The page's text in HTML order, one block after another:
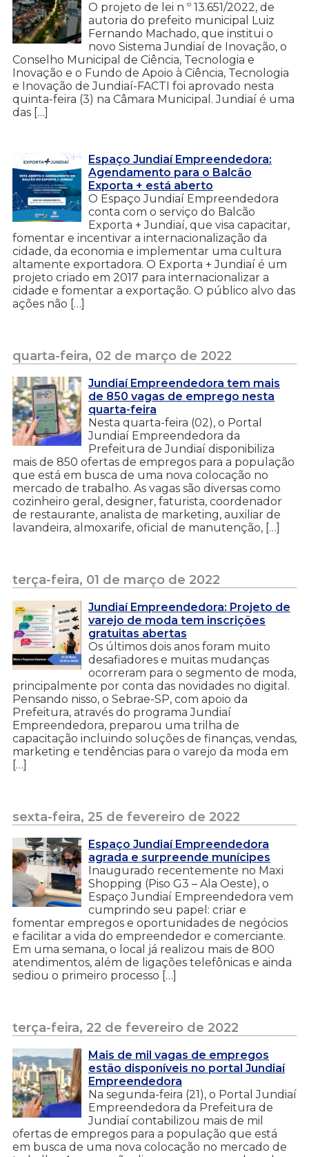
O projeto de lei n º 13.651/2022, de
autoria do prefeito municipal Luiz
Fernando Machado, que institui o
novo Sistema Jundiaí de Inovação, o
Conselho Municipal de Ciência, Tecnologia e
Inovação e o Fundo de Apoio à Ciência, Tecnologia
e Inovação de Jundiaí-FACTI foi aprovado nesta
quinta-feira (3) na Câmara Municipal. Jundiaí é uma
das […]
Espaço Jundiaí Empreendedora:
Agendamento para o Balcão
Exporta + está aberto
O Espaço Jundiaí Empreendedora
conta com o serviço do Balcão
Exporta + Jundiaí, que visa capacitar,
fomentar e incentivar a internacionalização da
cidade, da economia e implementar uma cultura
altamente exportadora. O Exporta + Jundiaí é um
projeto criado em 2017 para internacionalizar a
cidade e fomentar a exportação. O público alvo das
ações não […]
quarta-feira, 02 de março de 2022
Jundiaí Empreendedora tem mais
de 850 vagas de emprego nesta
quarta-feira
Nesta quarta-feira (02), o Portal
Jundiaí Empreendedora da
Prefeitura de Jundiaí disponibiliza
mais de 850 ofertas de empregos para a população
que está em busca de uma nova colocação no
mercado de trabalho. As vagas são diversas como
cozinheiro geral, designer, faturista, coordenador
de restaurante, analista de marketing, auxiliar de
lavandeira, almoxarife, oficial de manutenção, […]
terça-feira, 01 de março de 2022
Jundiaí Empreendedora: Projeto de
varejo de moda tem inscrições
gratuitas abertas
Os últimos dois anos foram muito
desafiadores e muitas mudanças
ocorreram para o segmento de moda,
principalmente por conta das novidades no digital.
Pensando nisso, o Sebrae-SP, com apoio da
Prefeitura, através do programa Jundiaí
Empreendedora, preparou uma trilha de
capacitação incluindo soluções de finanças, vendas,
marketing e tendências para o varejo da moda em
[…]
sexta-feira, 25 de fevereiro de 2022
Espaço Jundiaí Empreendedora
agrada e surpreende munícipes
Inaugurado recentemente no Maxi
Shopping (Piso G3 – Ala Oeste), o
Espaço Jundiaí Empreendedora vem
cumprindo seu papel: criar e
fomentar empregos e oportunidades de negócios
e facilitar a vida do empreendedor e comerciante.
Em uma semana, o local já realizou mais de 800
atendimentos, além de ligações telefônicas e ainda
sediou o primeiro processo […]
terça-feira, 22 de fevereiro de 2022
Mais de mil vagas de empregos
estão disponíveis no portal Jundiaí
Empreendedora
Na segunda-feira (21), o Portal Jundiaí
Empreendedora da Prefeitura de
Jundiaí contabilizou mais de mil
ofertas de empregos para a população que está
em busca de uma nova colocação no mercado de